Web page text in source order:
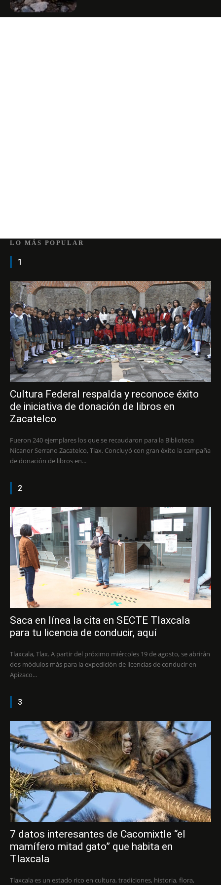
LO MÁS POPULAR
1
Cultura Federal respalda y reconoce éxito
de iniciativa de donación de libros en
Zacatelco
Fueron 240 ejemplares los que se recaudaron para la Biblioteca
Nicanor Serrano Zacatelco, Tlax. Concluyó con gran éxito la campaña
de donación de libros en...
2
Saca en línea la cita en SECTE Tlaxcala
para tu licencia de conducir, aquí
Tlaxcala, Tlax. A partir del próximo miércoles 19 de agosto, se abrirán
dos módulos más para la expedición de licencias de conducir en
Apizaco...
3
7 datos interesantes de Cacomixtle “el
mamífero mitad gato” que habita en
Tlaxcala
Tlaxcala es un estado rico en cultura, tradiciones, historia, flora,